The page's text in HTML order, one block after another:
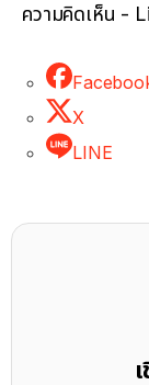
ความคิดเห็น -
X
LINE